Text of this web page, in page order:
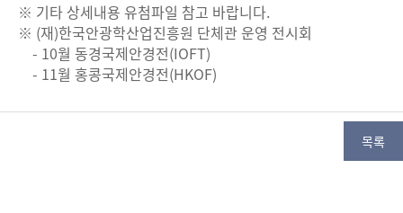
※ 기타 상세내용 유첨파일 참고 바랍니다.
※ (재)한국안광학산업진흥원 단체관 운영 전시회
- 10월 동경국제안경전(IOFT)
- 11월 홍콩국제안경전(HKOF)
목록